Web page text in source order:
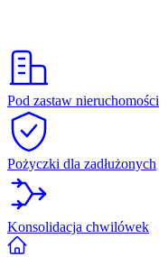
Pod zastaw nieruchomości
Pożyczki dla zadłużonych
Konsolidacja chwilówek